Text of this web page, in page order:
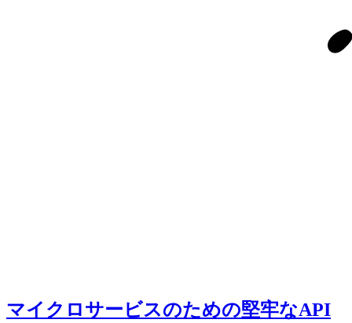
マイクロサービスのための堅牢なAPI